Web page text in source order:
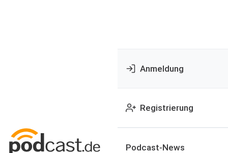
Anmeldung
Registrierung
Podcast-News